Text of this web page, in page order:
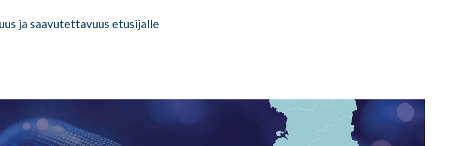
ja saavutettavuus etusijalle